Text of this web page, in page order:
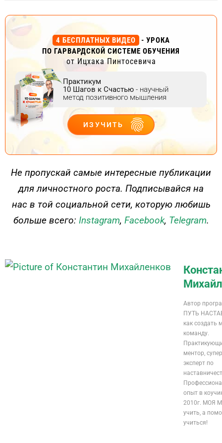
4 БЕСПЛАТНЫХ ВИДЕО
- УРОКА
ПО ГАРВАРДСКОЙ СИСТЕМЕ ОБУЧЕНИЯ
от Ицхака Пинтосевича
Практикум
10 Шагов к Счастью - научный
метод позитивного мышления
ИЗУЧИТЬ
ДЕЙСТВУЙ
Не пропускай самые интересные публикации
для личностного роста. Подписывайся на
нас в той социальной сети, которую любишь
больше всего: Instagram, Facebook, Telegram.
Автор
ПУТЬ
как создать
команду.
ментор,
эксперт по
опыт в
2010г. МОЯ
учить, а
учиться!